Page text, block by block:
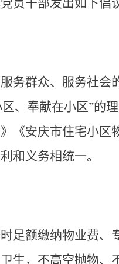
员干部发出如下倡
务群众、服务社会
、奉献在小区”的
《安庆市住宅小区
和义务相统一。
足额缴纳物业费、
生，不高空抛物、